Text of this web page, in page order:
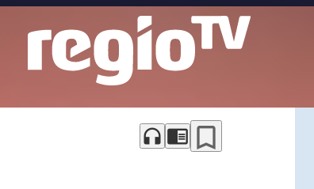
headphones chrome_reader_mode bookmark_border